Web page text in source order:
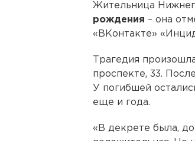
Жительница
рождения – она
«ВКонтакте»
Трагедия
проспекте, 33.
У погибшей
еще и года.
«В декрете была,